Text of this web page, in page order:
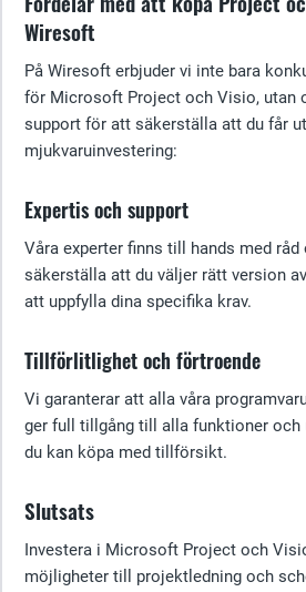
Wiresoft
På Wiresoft erbjuder vi inte bara
för Microsoft Project och Visio, utan
support för att säkerställa att du får
mjukvaruinvestering:
Expertis och support
Våra experter finns till hands med
säkerställa att du väljer rätt version
att uppfylla dina specifika krav.
Tillförlitlighet och förtroende
Vi garanterar att alla våra
ger full tillgång till alla funktioner och
du kan köpa med tillförsikt.
Slutsats
Investera i Microsoft Project och
möjligheter till projektledning och